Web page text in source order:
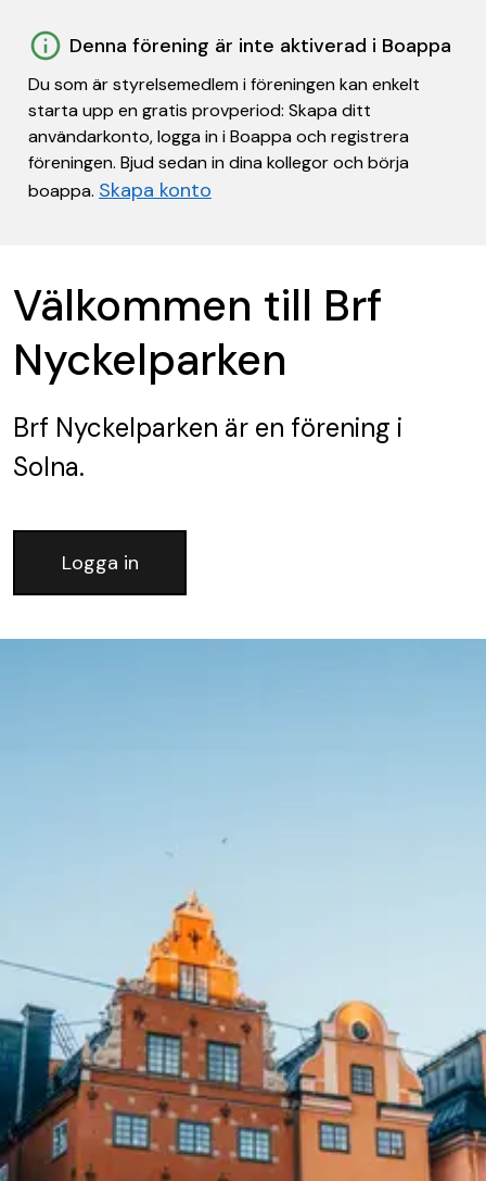
Denna förening är inte aktiverad i Boappa
Du som är styrelsemedlem i föreningen kan enkelt
starta upp en gratis provperiod: Skapa ditt
användarkonto, logga in i Boappa och registrera
föreningen. Bjud sedan in dina kollegor och börja
boappa. Skapa konto
Välkommen till Brf
Nyckelparken
Brf Nyckelparken är en förening i
Solna.
Logga in